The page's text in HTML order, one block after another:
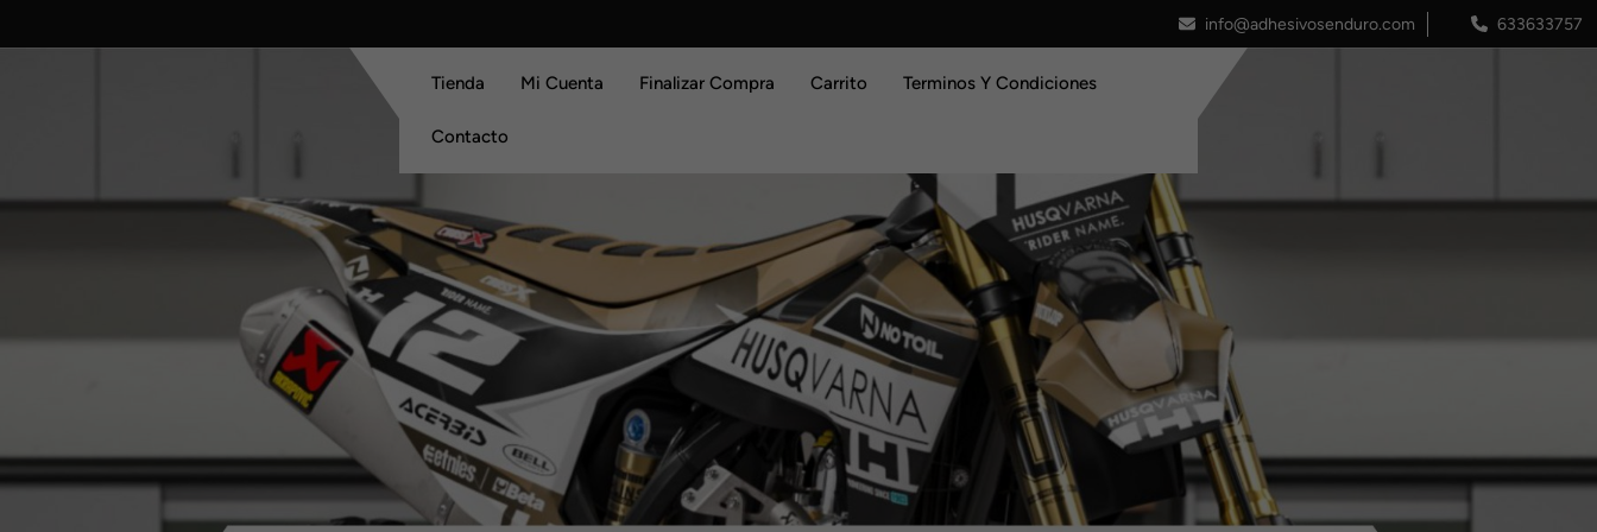
info@adhesivosenduro.com 633633757
Tienda Mi Cuenta Finalizar Compra Carrito Terminos Y Condiciones
Contacto